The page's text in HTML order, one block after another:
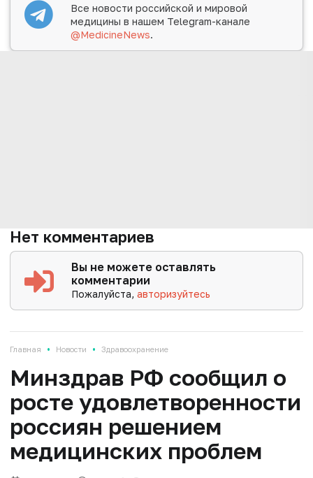
Все новости российской и мировой
медицины в нашем Telegram-канале
@MedicineNews.
Нет комментариев
Вы не можете оставлять
комментарии
Пожалуйста,авторизуйтесь
Главная • Новости • Здравоохранение
Минздрав РФ сообщил о
росте удовлетворенности
россиян решением
медицинских проблем